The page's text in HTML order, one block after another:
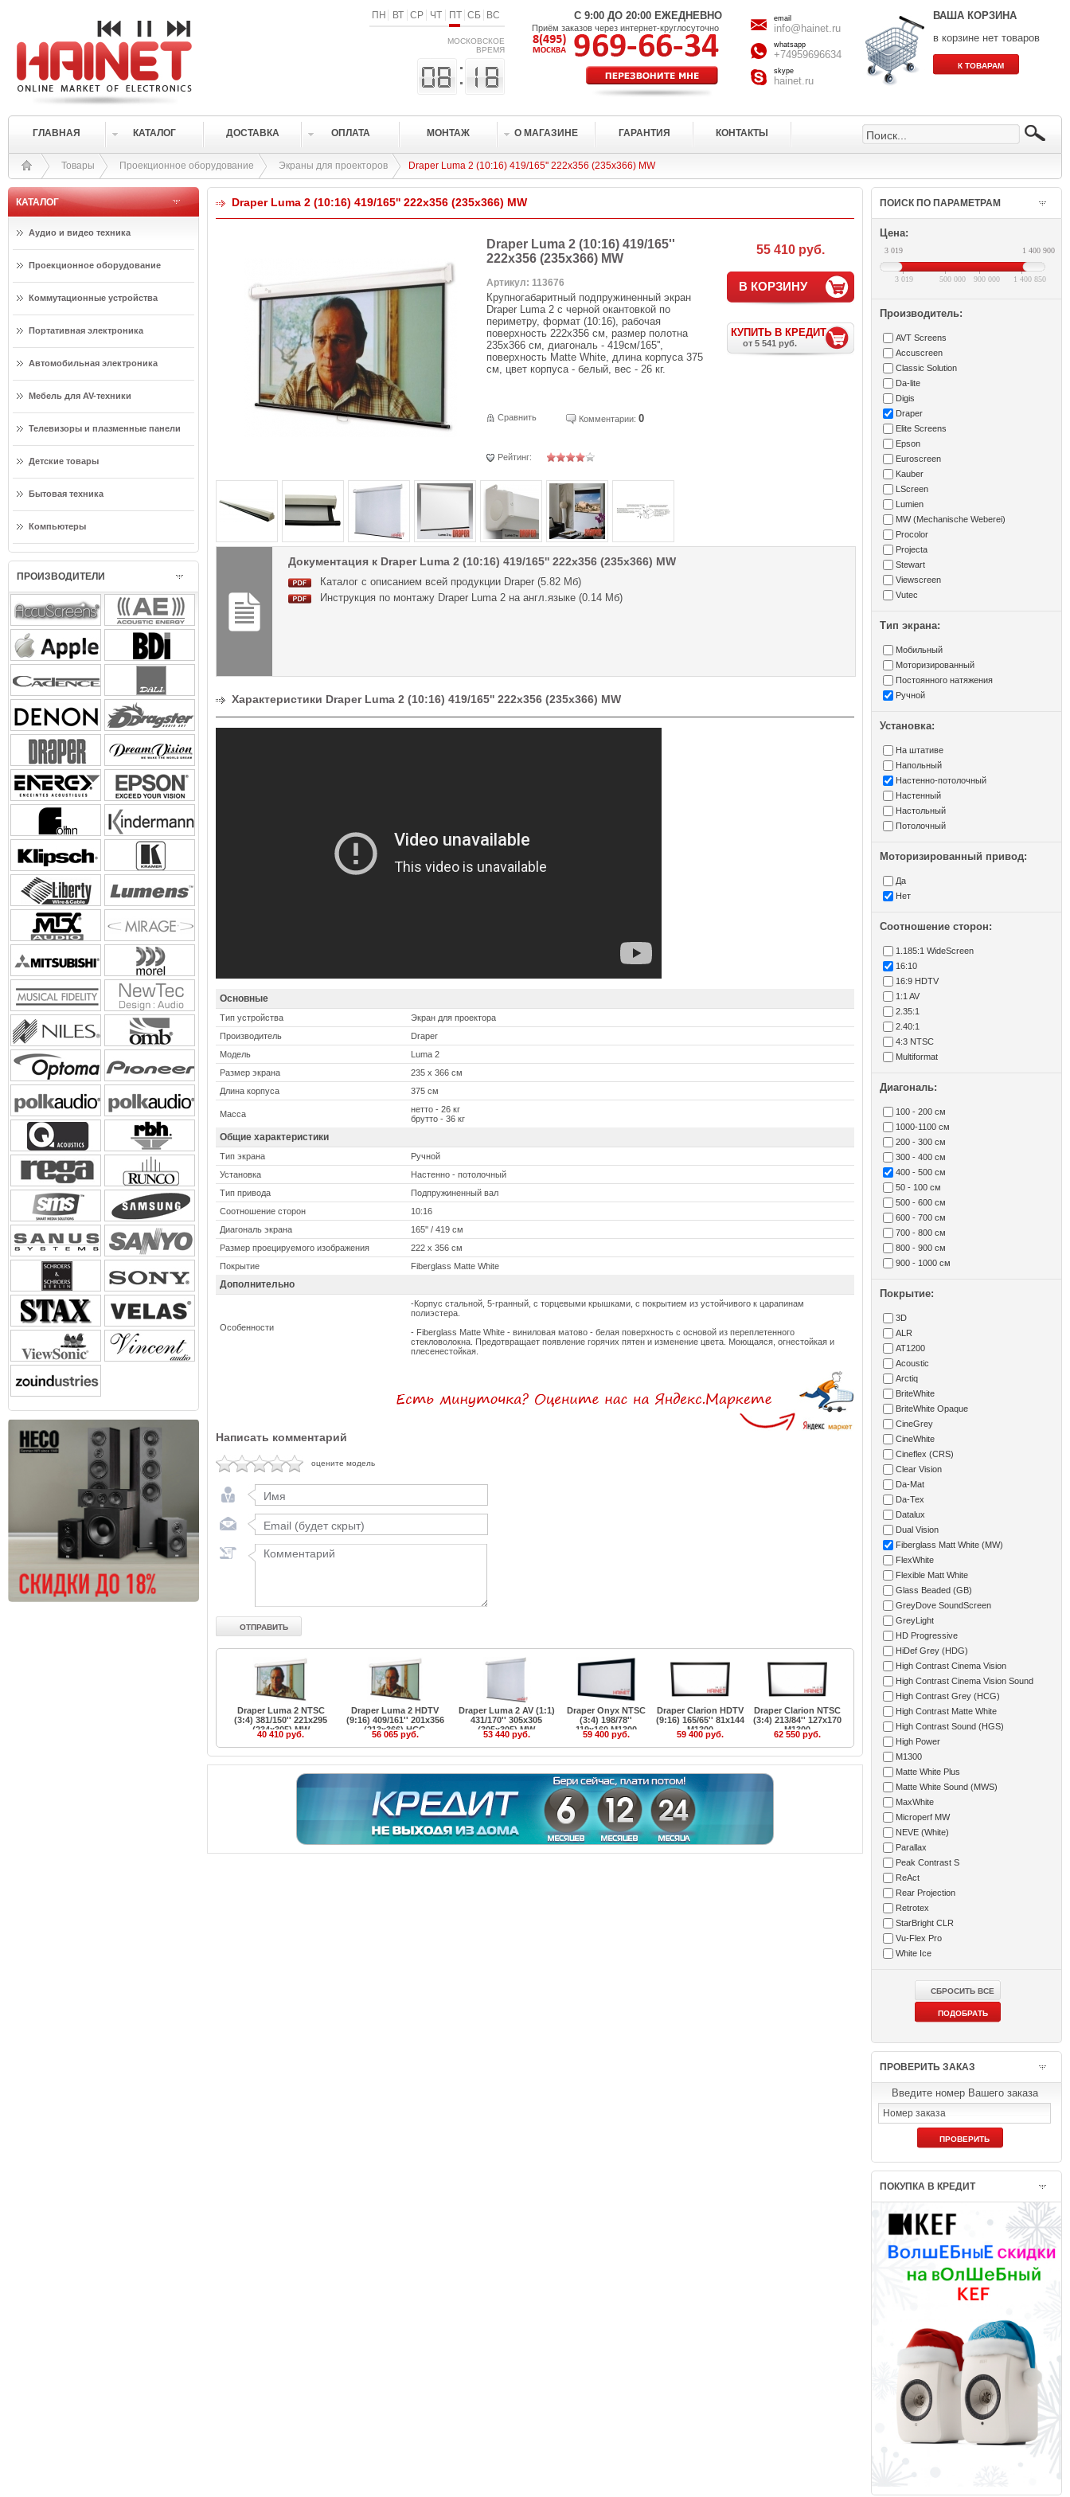
ПН ВТ СР ЧТ ПТ СБ ВС
МОСКОВСКОЕ
ВРЕМЯ
С 9:00 ДО 20:00 ЕЖЕДНЕВНО
Приём заказов через интернет-круглосуточно
email
info@hainet.ru
whatsapp
+74959696634
skype
hainet.ru
ВАША КОРЗИНА
в корзине нет товаров
ГЛАВНАЯ КАТАЛОГ ДОСТАВКА ОПЛАТА МОНТАЖ О МАГАЗИНЕ ГАРАНТИЯ КОНТАКТЫ
Товары Проекционное оборудование Экраны для проекторов Draper Luma 2 (10:16) 419/165'' 222x356 (235x366) MW
КАТАЛОГ
Аудио и видео техника
Проекционное оборудование
Коммутационные устройства
Портативная электроника
Автомобильная электроника
Мебель для AV-техники
Телевизоры и плазменные панели
Детские товары
Бытовая техника
Компьютеры
ПРОИЗВОДИТЕЛИ
Draper Luma 2 (10:16) 419/165'' 222x356 (235x366) MW
Draper Luma 2 (10:16) 419/165''
222x356 (235x366) MW
Артикул: 113676
Крупногабаритный подпружиненный экран
Draper Luma 2 с черной окантовкой по
периметру, формат (10:16), рабочая
поверхность 222x356 см, размер полотна
235x366 см, диагональ - 419см/165'',
поверхность Matte White, длина корпуса 375
см, цвет корпуса - белый, вес - 26 кг.
Сравнить Комментарии: 0
Рейтинг:
55 410 руб.
В КОРЗИНУ
КУПИТЬ В КРЕДИТ
от 5 541 руб.
Документация к Draper Luma 2 (10:16) 419/165'' 222x356 (235x366) MW
Каталог с описанием всей продукции Draper (5.82 Мб)
Инструкция по монтажу Draper Luma 2 на англ.языке (0.14 Мб)
Характеристики Draper Luma 2 (10:16) 419/165'' 222x356 (235x366) MW
Основные
Тип устройства
Экран для проектора
Производитель
Draper
Модель
Luma 2
Размер экрана
235 x 366 см
Длина корпуса
375 см
Масса
нетто - 26 кг
брутто - 36 кг
Общие характеристики
Тип экрана
Ручной
Установка
Настеннo - потолочный
Тип привода
Подпружиненный вал
Соотношение сторон
10:16
Диагональ экрана
165'' / 419 см
Размер проецируемого изображения
222 x 356 см
Покрытие
Fiberglass Matte White
Дополнительно
Особенности
-Корпус стальной , 5-гранный, с торцевыми крышками, с покрытием из устойчивого к царапинам
полиэстера.
- Fiberglass Matte White - виниловая матово - белая поверхность с основой из переплетенного
стекловолокна. Предотвращает появление горячих пятен и изменение цвета. Моющаяся, огнестойкая и
плесенестойкая.
Написать комментарий
оцените модель
Draper Luma 2 NTSC
(3:4) 381/150'' 221x295
(234x305) MW
40 410 руб.
Draper Luma 2 HDTV
(9:16) 409/161'' 201x356
(213x366) HCG
56 065 руб.
Draper Luma 2 AV (1:1)
431/170'' 305x305
(305x305) MW
53 440 руб.
Draper Onyx NTSC
(3:4) 198/78''
119x160 M1300
59 400 руб.
Draper Clarion HDTV
(9:16) 165/65'' 81x144
M1300
59 400 руб.
Draper Clarion NTSC
(3:4) 213/84'' 127x170
M1300
62 550 руб.
ПОИСК ПО ПАРАМЕТРАМ
Цена:
3 019 1 400 900
3 019 1 400 850
500 000 900 000
Производитель:
AVT Screens
Accuscreen
Classic Solution
Da-lite
Digis
Draper
Elite Screens
Epson
Euroscreen
Kauber
LScreen
Lumien
MW (Mechanische Weberei)
Procolor
Projecta
Stewart
Viewscreen
Vutec
Тип экрана:
Мобильный
Моторизированный
Постоянного натяжения
Ручной
Установка:
На штативе
Напольный
Настенно-потолочный
Настенный
Настольный
Потолочный
Моторизированный привод:
Да
Нет
Соотношение сторон:
1.185:1 WideScreen
16:10
16:9 HDTV
1:1 AV
2.35:1
2.40:1
4:3 NTSC
Multiformat
Диагональ:
100 - 200 см
1000-1100 см
200 - 300 см
300 - 400 см
400 - 500 см
50 - 100 см
500 - 600 см
600 - 700 см
700 - 800 см
800 - 900 см
900 - 1000 см
Покрытие:
3D
ALR
AT1200
Acoustic
Arctiq
BriteWhite
BriteWhite Opaque
CineGrey
CineWhite
Cineflex (CRS)
Clear Vision
Da-Mat
Da-Tex
Datalux
Dual Vision
Fiberglass Matt White (MW)
FlexWhite
Flexible Matt White
Glass Beaded (GB)
GreyDove SoundScreen
GreyLight
HD Progressive
HiDef Grey (HDG)
High Contrast Cinema Vision
High Contrast Cinema Vision Sound
High Contrast Grey (HCG)
High Contrast Matte White
High Contrast Sound (HGS)
High Power
M1300
Matte White Plus
Matte White Sound (MWS)
MaxWhite
Microperf MW
NEVE (White)
Parallax
Peak Contrast S
ReAct
Rear Projection
Retrotex
StarBright CLR
Vu-Flex Pro
White Ice
ПРОВЕРИТЬ ЗАКАЗ
Введите номер Вашего заказа
ПОКУПКА В КРЕДИТ